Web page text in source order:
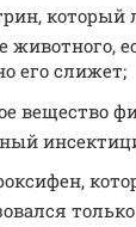
который
животного,
его слижет;
вещество